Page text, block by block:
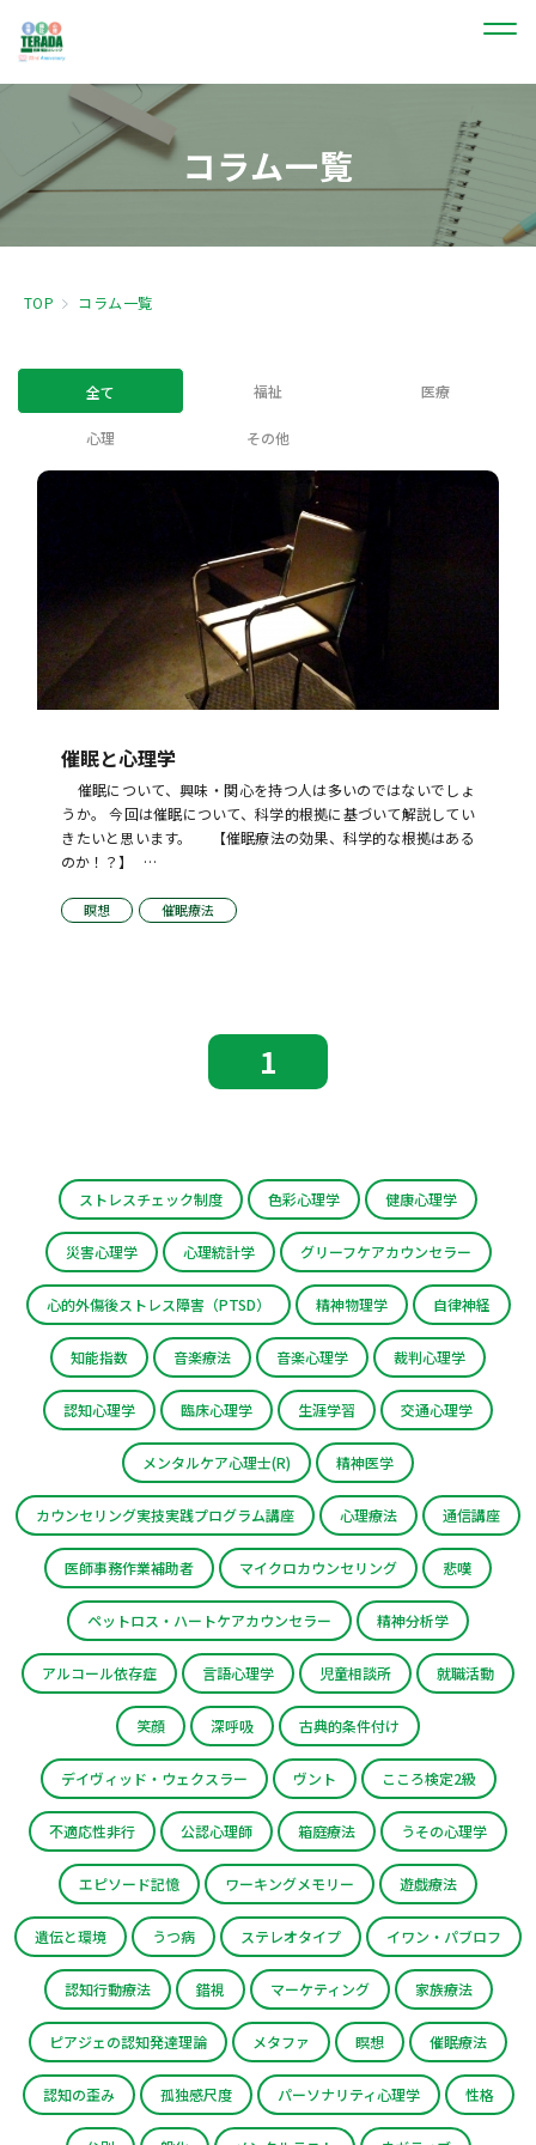
コラム一覧
TOP コラム一覧
全て 福祉 医療
心理 その他
催眠と心理学
催眠について、興味・関心を持つ人は多いのではないでしょ
うか。 今回は催眠について、科学的根拠に基づいて解説してい
きたいと思います。     【催眠療法の効果、科学的な根拠はある
のか！？】   …
瞑想 催眠療法
1
ストレスチェック制度 色彩心理学 健康心理学
災害心理学 心理統計学 グリーフケアカウンセラー
心的外傷後ストレス障害（PTSD） 精神物理学 自律神経
知能指数 音楽療法 音楽心理学 裁判心理学
認知心理学 臨床心理学 生涯学習 交通心理学
メンタルケア心理士(R) 精神医学
カウンセリング実技実践プログラム講座 心理療法 通信講座
医師事務作業補助者 マイクロカウンセリング 悲嘆
ペットロス・ハートケアカウンセラー 精神分析学
アルコール依存症 言語心理学 児童相談所 就職活動
笑顔 深呼吸 古典的条件付け
デイヴィッド・ウェクスラー ヴント こころ検定2級
不適応性非行 公認心理師 箱庭療法 うその心理学
エピソード記憶 ワーキングメモリー 遊戯療法
遺伝と環境 うつ病 ステレオタイプ イワン・パブロフ
認知行動療法 錯視 マーケティング 家族療法
ピアジェの認知発達理論 メタファ 瞑想 催眠療法
認知の歪み 孤独感尺度 パーソナリティ心理学 性格